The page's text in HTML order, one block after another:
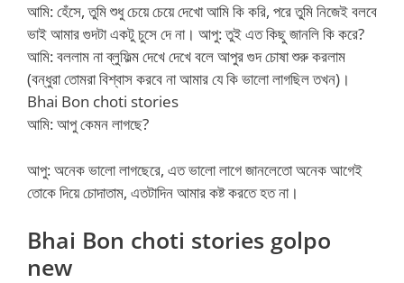
আমি: হেঁসে, তুমি শুধু চেয়ে চেয়ে দেখো আমি কি করি, পরে তুমি নিজেই বলবে
ভাই আমার গুদটা একটু চুসে দে না। আপু: তুই এত কিছু জানলি কি করে?
আমি: বললাম না ব্লুফিল্ম দেখে দেখে বলে আপুর গুদ চোষা শুরু করলাম
(বন্ধুরা তোমরা বিশ্বাস করবে না আমার যে কি ভালো লাগছিল তখন)।
Bhai Bon choti stories
আমি: আপু কেমন লাগছে?
আপু: অনেক ভালো লাগছেরে, এত ভালো লাগে জানলেতো অনেক আগেই
তোকে দিয়ে চোদাতাম, এতটাদিন আমার কষ্ট করতে হত না।
Bhai Bon choti stories golpo
new